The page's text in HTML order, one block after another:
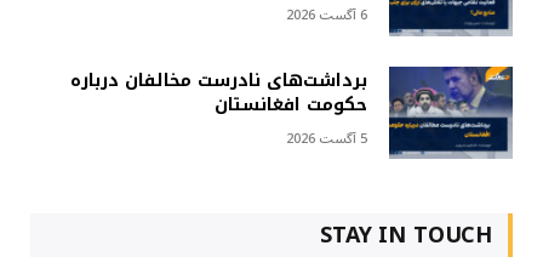
6 آگست 2026
برداشت‌های نادرست مخالفان درباره
حکومت افغانستان
5 آگست 2026
STAY IN TOUCH